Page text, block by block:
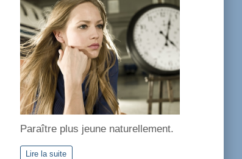
Paraître plus jeune naturellement.
Lire la suite